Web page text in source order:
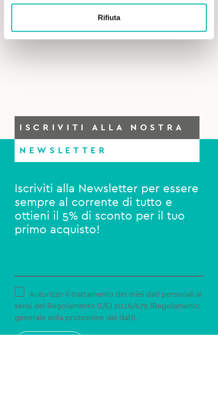
Rifiuta
ISCRIVITI ALLA NOSTRA
NEWSLETTER
Iscriviti alla Newsletter per essere
sempre al corrente di tutto e
ottieni il 5% di sconto per il tuo
primo acquisto!
Autorizzo il trattamento dei miei dati personali ai
sensi del Regolamento (UE) 2016/679 (Regolamento
generale sulla protezione dei dati).